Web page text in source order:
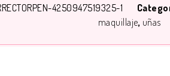
4250947519325-1
maquillaje uñas